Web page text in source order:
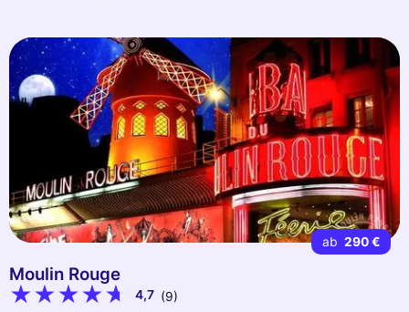
ab 290 €
Moulin Rouge
4,7 (9)